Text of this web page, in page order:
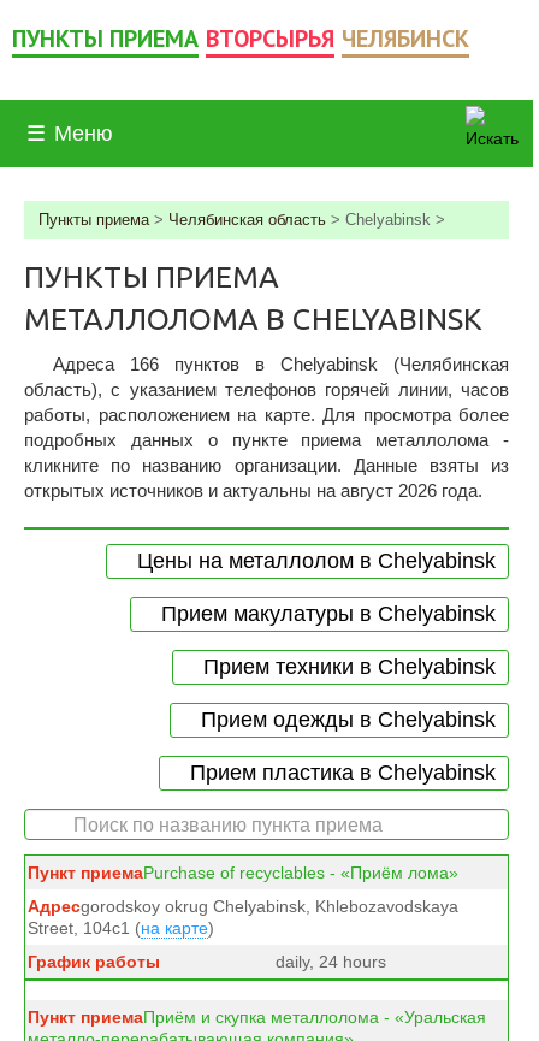
ПУНКТЫ ПРИЕМА ВТОРСЫРЬЯ ЧЕЛЯБИНСК
☰ Меню
Пункты приема> Челябинская область > Chelyabinsk >
ПУНКТЫ ПРИЕМА
МЕТАЛЛОЛОМА В CHELYABINSK
Адреса 166 пунктов в Chelyabinsk (Челябинская
область), c указанием телефонов горячей линии, часов
работы, расположением на карте. Для просмотра более
подробных данных о пункте приема металлолома -
кликните по названию организации. Данные взяты из
открытых источников и актуальны на август 2026 года.
Цены на металлолом в Chelyabinsk
Прием макулатуры в Chelyabinsk
Прием техники в Chelyabinsk
Прием одежды в Chelyabinsk
Прием пластика в Chelyabinsk
Purchase of recyclables - «Приём лома»
gorodskoy okrug Chelyabinsk, Khlebozavodskaya
Street, 104с1 (на карте)
daily, 24 hours
Приём и скупка металлолома - «Уральская